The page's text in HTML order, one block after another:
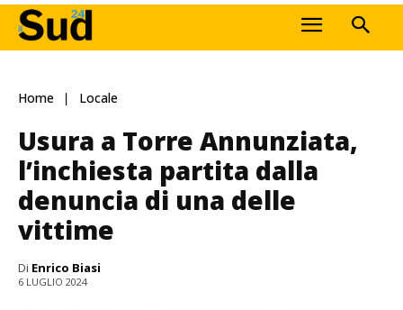
Home Locale
Usura a Torre Annunziata,
l’inchiesta partita dalla
denuncia di una delle
vittime
Di Enrico Biasi
6 LUGLIO 2024